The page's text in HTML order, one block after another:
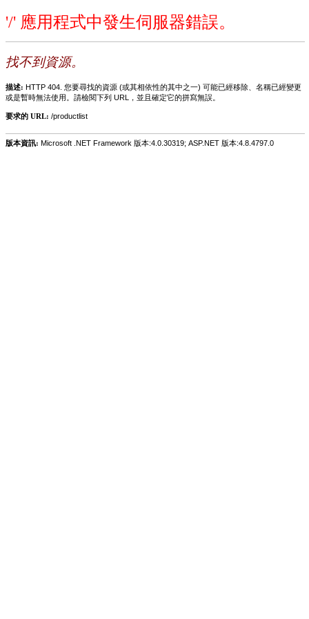
'/' 應用程式中發生伺服器錯誤。
找不到資源。
描述: HTTP 404. 您要尋找的資源 (或其相依性的其中之一) 可能已經移除、名稱已經變更
或是暫時無法使用。請檢閱下列 URL，並且確定它的拼寫無誤。
要求的 URL: /productlist
版本資訊: Microsoft .NET Framework 版本:4.0.30319; ASP.NET 版本:4.8.4797.0